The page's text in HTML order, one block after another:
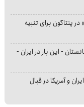
پنتاگون برای تنبیه
- این بار در ایران -
و آمریکا در قبال